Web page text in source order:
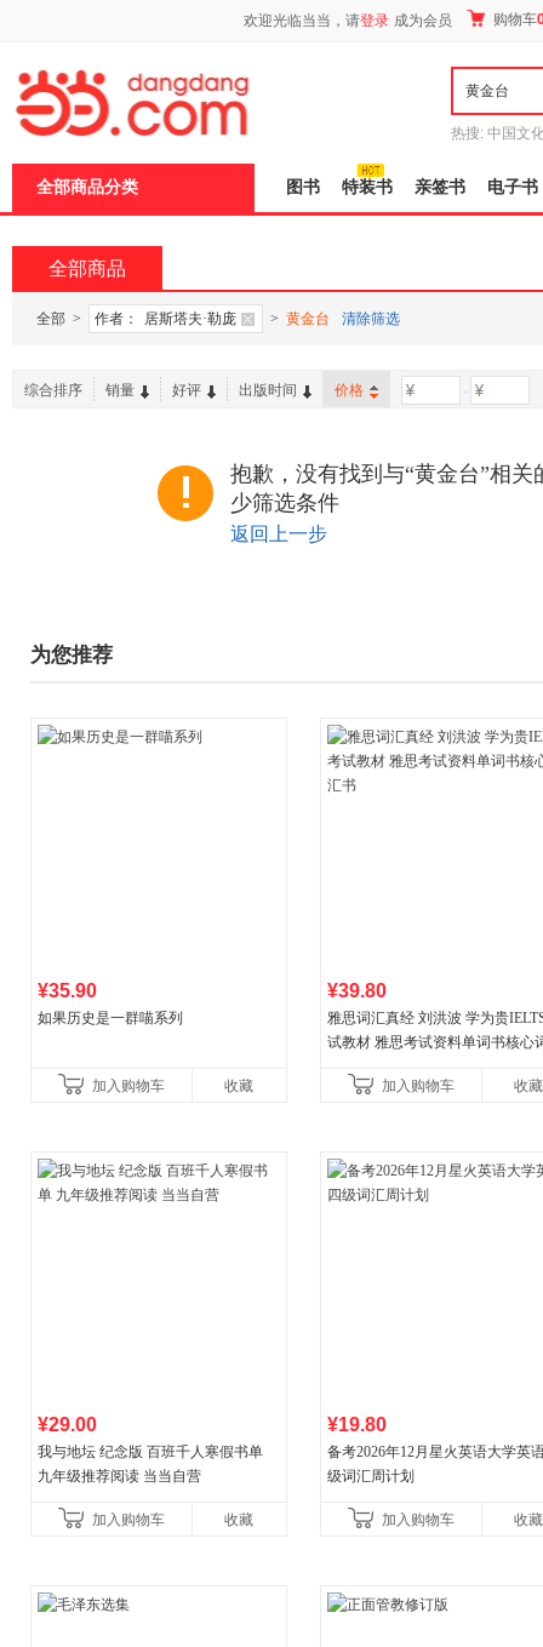
欢迎光临当当，请登录 成为会员 购物车
热搜: 中国文
全部商品分类 图书 特装书 亲签书 电子书
全部商品
全部 > 作者： 居斯塔夫·勒庞 > 黄金台 清除筛选
综合排序 销量 好评 出版时间 价格 -
抱歉，没有找到与“黄金台”相
少筛选条件
返回上一步
为您推荐
¥35.90
如果历史是一群喵系列
加入购物车 收藏
¥39.80
雅思词汇真经 刘洪波 学为贵
试教材 雅思考试资料单词书核心
加入购物车
收藏
¥29.00
我与地坛 纪念版 百班千人寒假书单
九年级推荐阅读 当当自营
加入购物车 收藏
¥19.80
备考2026年12月星火英语大学英
级词汇周计划
加入购物车 收藏
页
加